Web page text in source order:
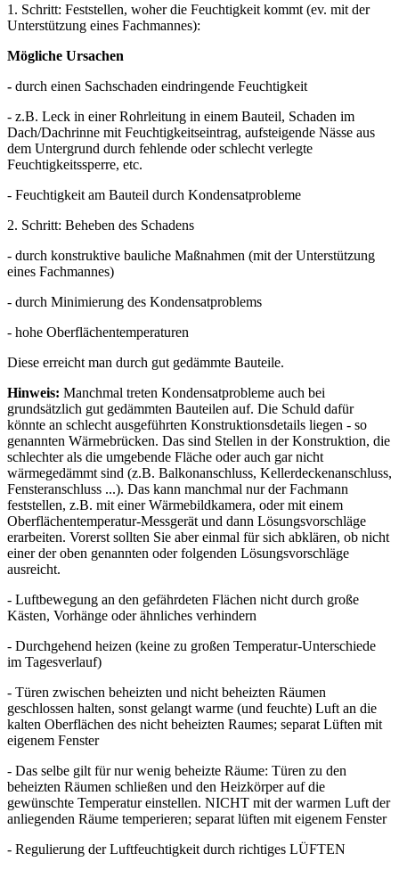
1. Schritt: Feststellen, woher die Feuchtigkeit kommt (ev. mit der
Unterstützung eines Fachmannes):
Mögliche Ursachen
- durch einen Sachschaden eindringende Feuchtigkeit
- z.B. Leck in einer Rohrleitung in einem Bauteil, Schaden im
Dach/Dachrinne mit Feuchtigkeitseintrag, aufsteigende Nässe aus
dem Untergrund durch fehlende oder schlecht verlegte
Feuchtigkeitssperre, etc.
- Feuchtigkeit am Bauteil durch Kondensatprobleme
2. Schritt: Beheben des Schadens
- durch konstruktive bauliche Maßnahmen (mit der Unterstützung
eines Fachmannes)
- durch Minimierung des Kondensatproblems
- hohe Oberflächentemperaturen
Diese erreicht man durch gut gedämmte Bauteile.
Hinweis: Manchmal treten Kondensatprobleme auch bei
grundsätzlich gut gedämmten Bauteilen auf. Die Schuld dafür
könnte an schlecht ausgeführten Konstruktionsdetails liegen - so
genannten Wärmebrücken. Das sind Stellen in der Konstruktion, die
schlechter als die umgebende Fläche oder auch gar nicht
wärmegedämmt sind (z.B. Balkonanschluss, Kellerdeckenanschluss,
Fensteranschluss ...). Das kann manchmal nur der Fachmann
feststellen, z.B. mit einer Wärmebildkamera, oder mit einem
Oberflächentemperatur-Messgerät und dann Lösungsvorschläge
erarbeiten. Vorerst sollten Sie aber einmal für sich abklären, ob nicht
einer der oben genannten oder folgenden Lösungsvorschläge
ausreicht.
- Luftbewegung an den gefährdeten Flächen nicht durch große
Kästen, Vorhänge oder ähnliches verhindern
- Durchgehend heizen (keine zu großen Temperatur-Unterschiede
im Tagesverlauf)
- Türen zwischen beheizten und nicht beheizten Räumen
geschlossen halten, sonst gelangt warme (und feuchte) Luft an die
kalten Oberflächen des nicht beheizten Raumes; separat Lüften mit
eigenem Fenster
- Das selbe gilt für nur wenig beheizte Räume: Türen zu den
beheizten Räumen schließen und den Heizkörper auf die
gewünschte Temperatur einstellen. NICHT mit der warmen Luft der
anliegenden Räume temperieren; separat lüften mit eigenem Fenster
- Regulierung der Luftfeuchtigkeit durch richtiges LÜFTEN